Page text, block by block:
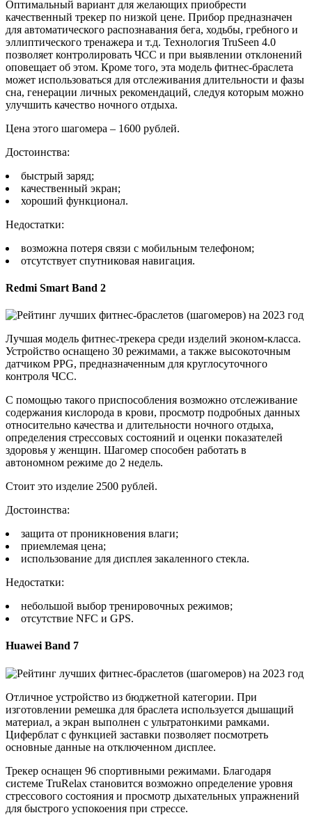
Оптимальный вариант для желающих приобрести
качественный трекер по низкой цене. Прибор предназначен
для автоматического распознавания бега, ходьбы, гребного и
эллиптического тренажера и т.д. Технология TruSeen 4.0
позволяет контролировать ЧСС и при выявлении отклонений
оповещает об этом. Кроме того, эта модель фитнес-браслета
может использоваться для отслеживания длительности и фазы
сна, генерации личных рекомендаций, следуя которым можно
улучшить качество ночного отдыха.
Цена этого шагомера – 1600 рублей.
Достоинства:
быстрый заряд;
качественный экран;
хороший функционал.
Недостатки:
возможна потеря связи с мобильным телефоном;
отсутствует спутниковая навигация.
Redmi Smart Band 2
Лучшая модель фитнес-трекера среди изделий эконом-класса.
Устройство оснащено 30 режимами, а также высокоточным
датчиком PPG, предназначенным для круглосуточного
контроля ЧСС.
С помощью такого приспособления возможно отслеживание
содержания кислорода в крови, просмотр подробных данных
относительно качества и длительности ночного отдыха,
определения стрессовых состояний и оценки показателей
здоровья у женщин. Шагомер способен работать в
автономном режиме до 2 недель.
Стоит это изделие 2500 рублей.
Достоинства:
защита от проникновения влаги;
приемлемая цена;
использование для дисплея закаленного стекла.
Недостатки:
небольшой выбор тренировочных режимов;
отсутствие NFC и GPS.
Huawei Band 7
Отличное устройство из бюджетной категории. При
изготовлении ремешка для браслета используется дышащий
материал, а экран выполнен с ультратонкими рамками.
Циферблат с функцией заставки позволяет посмотреть
основные данные на отключенном дисплее.
Трекер оснащен 96 спортивными режимами. Благодаря
системе TruRelax становится возможно определение уровня
стрессового состояния и просмотр дыхательных упражнений
для быстрого успокоения при стрессе.